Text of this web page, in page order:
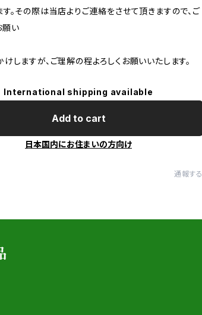
。その際は当店よりご連絡をさせて頂きますので、ご
願い
しますが、ご理解の程よろしくお願いいたします。
International shipping available
Add to cart
日本国内にお住まいの方向け
通報する